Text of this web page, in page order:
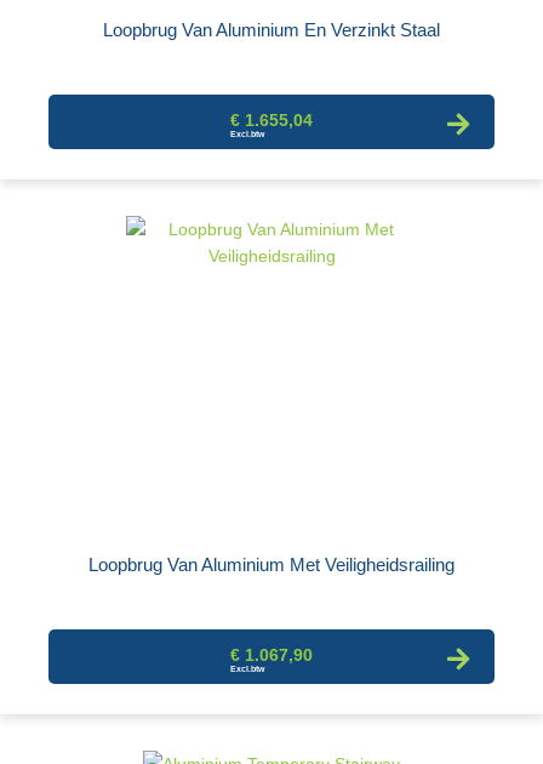
Loopbrug Van Aluminium En Verzinkt Staal
€ 1.655,04
Loopbrug Van Aluminium Met Veiligheidsrailing
€ 1.067,90